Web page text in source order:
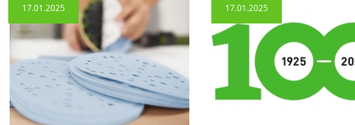
17.01.2025 17.01.2025